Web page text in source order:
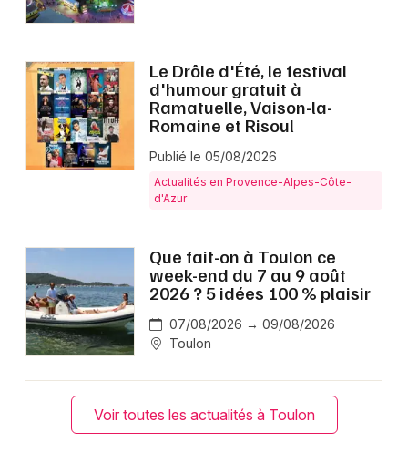
Le Drôle d'Été, le festival
d'humour gratuit à
Ramatuelle, Vaison-la-
Romaine et Risoul
Publié le 05/08/2026
Actualités en Provence-Alpes-Côte-
d'Azur
Que fait-on à Toulon ce
week-end du 7 au 9 août
2026 ? 5 idées 100 % plaisir
07/08/2026 → 09/08/2026
Toulon
Voir toutes les actualités à Toulon